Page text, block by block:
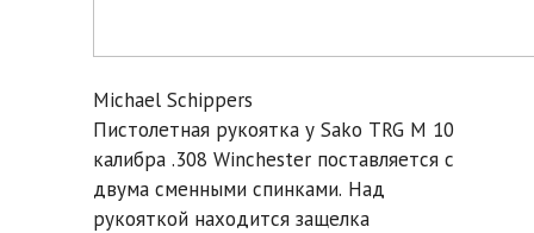
Michael Schippers
Пистолетная рукоятка у Sako TRG M 10
калибра .308 Winchester поставляется с
двума сменными спинками. Над
рукояткой находится защелка